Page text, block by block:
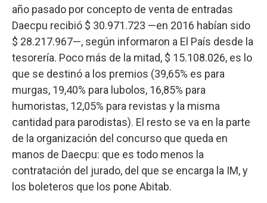
año pasado por concepto de venta de entradas
Daecpu recibió $ 30.971.723 —en 2016 habían sido
$ 28.217.967—, según informaron a El País desde la
tesorería. Poco más de la mitad, $ 15.108.026, es lo
que se destinó a los premios (39,65% es para
murgas, 19,40% para lubolos, 16,85% para
humoristas, 12,05% para revistas y la misma
cantidad para parodistas). El resto se va en la parte
de la organización del concurso que queda en
manos de Daecpu: que es todo menos la
contratación del jurado, del que se encarga la IM, y
los boleteros que los pone Abitab.